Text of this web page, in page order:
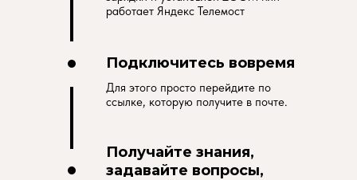
работает Яндекс Телемост
Для этого просто перейдите по
ссылке, которую получите в почте.
Подключитесь вовремя
Получайте знания,
задавайте вопросы,